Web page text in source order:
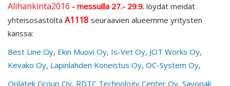
Alihankinta2016 - messuilla 27.- 29.9. löydät meidät
yhteisosastolta A1118 seuraavien alueemme yritysten
kanssa:
Best Line Oy, Ekin Muovi Oy, Is-Vet Oy, JOT Works Oy,
Kevako Oy, Lapinlahden Koneistus Oy, OC-System Oy,
Oplatek Group Oy, RDTC Technology Center Oy, Savopak